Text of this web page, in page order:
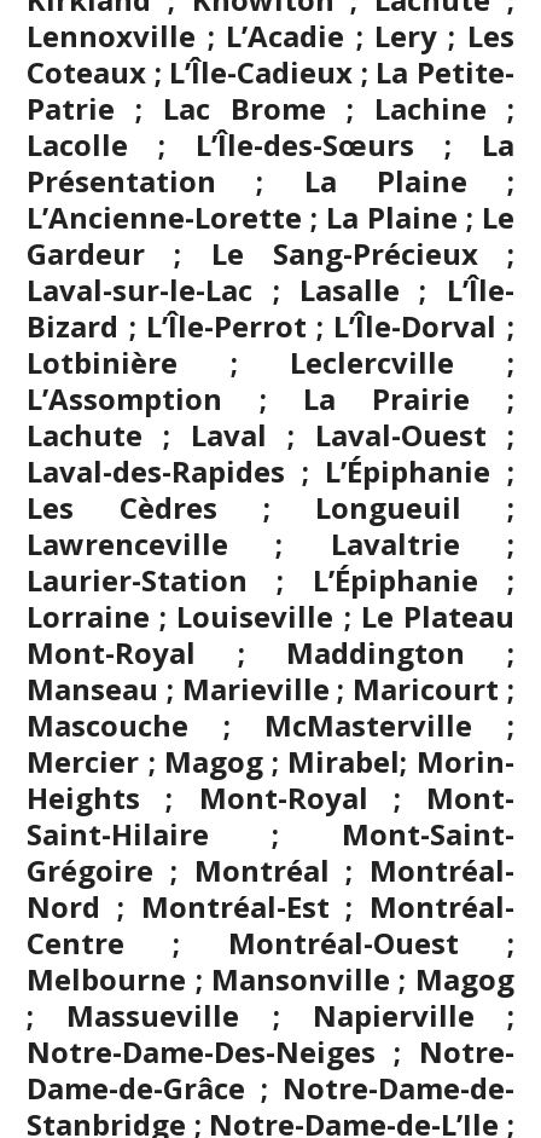
Lennoxville ; L’Acadie ; Lery ; Les
Coteaux ; L’Île-Cadieux ; La Petite-
Patrie ; Lac Brome ; Lachine ;
Lacolle ; L’Île-des-Sœurs ; La
Présentation ; La Plaine ;
L’Ancienne-Lorette ; La Plaine ; Le
Gardeur ; Le Sang-Précieux ;
Laval-sur-le-Lac ; Lasalle ; L’Île-
Bizard ; L’Île-Perrot ; L’Île-Dorval ;
Lotbinière ; Leclercville ;
L’Assomption ; La Prairie ;
Lachute ; Laval ; Laval-Ouest ;
Laval-des-Rapides ; L’Épiphanie ;
Les Cèdres ; Longueuil ;
Lawrenceville ; Lavaltrie ;
Laurier-Station ; L’Épiphanie ;
Lorraine ; Louiseville ; Le Plateau
Mont-Royal ; Maddington ;
Manseau ; Marieville ; Maricourt ;
Mascouche ; McMasterville ;
Mercier ; Magog; Mirabel; Morin-
Heights ; Mont-Royal ; Mont-
Saint-Hilaire ; Mont-Saint-
Grégoire ; Montréal ; Montréal-
Nord ; Montréal-Est ; Montréal-
Centre ; Montréal-Ouest ;
Melbourne ; Mansonville ; Magog
; Massueville ; Napierville ;
Notre-Dame-Des-Neiges ; Notre-
Dame-de-Grâce ; Notre-Dame-de-
Stanbridge ; Notre-Dame-de-L’Ile ;